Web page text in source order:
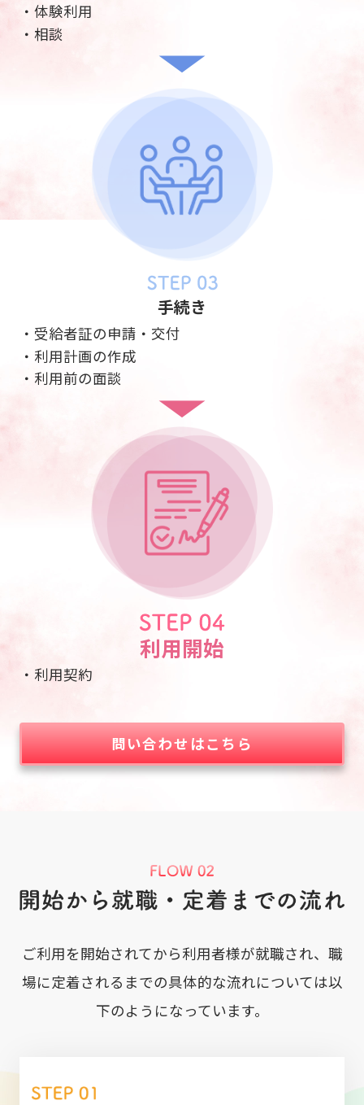
・体験利用
・相談
手続き
・受給者証の申請・交付
・利用計画の作成
・利用前の面談
利用開始
・利用契約
問い合わせはこちら
ご利用を開始されてから利用者様が就職され、職
場に定着されるまでの具体的な流れについては以
下のようになっています。